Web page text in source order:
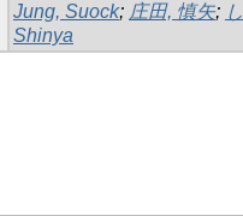
Jung, Suock; 庄田, 慎矢;
Shinya